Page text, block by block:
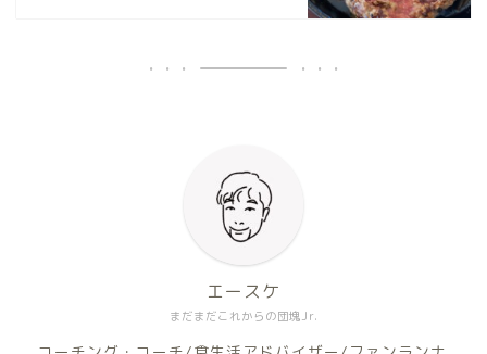
まだまだこれからの団塊Jr.
エースケ